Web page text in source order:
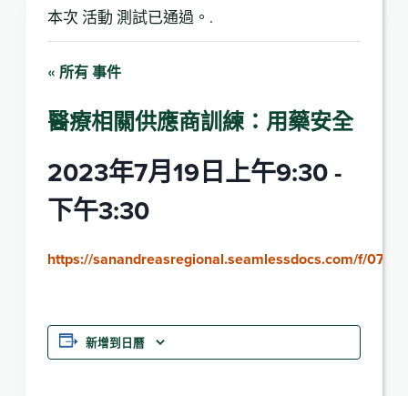
本次 活動 測試已通過。.
« 所有 事件
醫療相關供應商訓練：用藥安全
2023年7月19日上午9:30-
下午3:30
https://sanandreasregional.seamlessdocs.com/f/
新增到日曆